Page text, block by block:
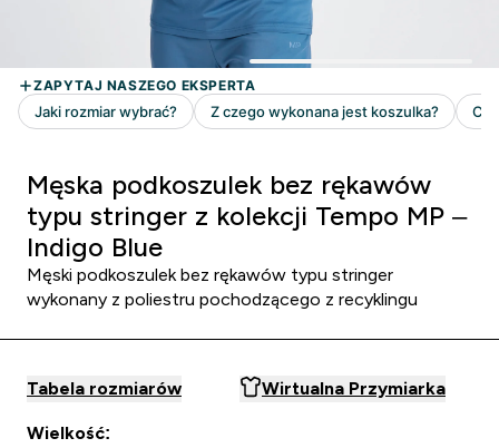
Męska podkoszulek bez rękawów
typu stringer z kolekcji Tempo MP –
Indigo Blue
Męski podkoszulek bez rękawów typu stringer
wykonany z poliestru pochodzącego z recyklingu
Tabela rozmiarów Wirtualna Przymiarka
Wielkość: